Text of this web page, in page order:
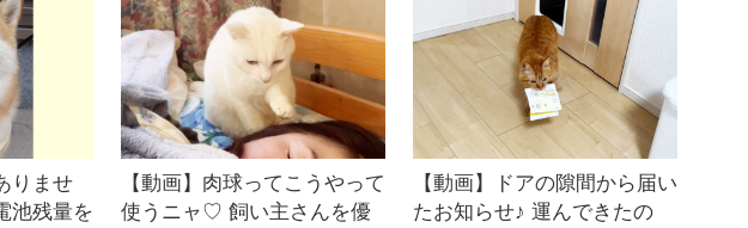
りませ
池残量を
【動画】肉球ってこうやって
使うニャ♡ 飼い主さんを優
【動画】ドアの隙間から届い
たお知らせ♪ 運んできたの